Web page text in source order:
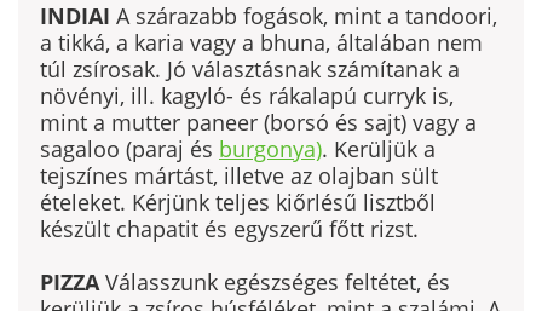
INDIAI A szárazabb fogások, mint a tandoori,
a tikká, a karia vagy a bhuna, általában nem
túl zsírosak. Jó választásnak számítanak a
növényi, ill. kagyló- és rákalapú curryk is,
mint a mutter paneer (borsó és sajt) vagy a
sagaloo (paraj és burgonya). Kerüljük a
tejszínes mártást, illetve az olajban sült
ételeket. Kérjünk teljes kiőrlésű lisztből
készült chapatit és egyszerű főtt rizst.
PIZZAVálasszunk egészséges feltétet, és